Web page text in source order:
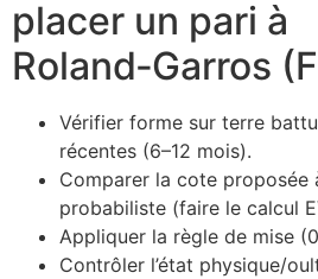
placer un pari à
Roland‑Garros
Vérifier forme sur terre
récentes (6–12 mois).
Comparer la cote proposée
probabiliste (faire le calcul
Appliquer la règle de mise
Contrôler l’état physique/